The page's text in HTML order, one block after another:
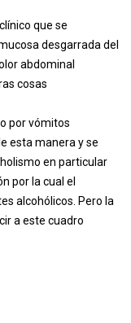
que se
desgarrada del
abdominal
cosas
por vómitos
esta manera y se
en particular
por la cual el
alcohólicos. Pero la
a este cuadro